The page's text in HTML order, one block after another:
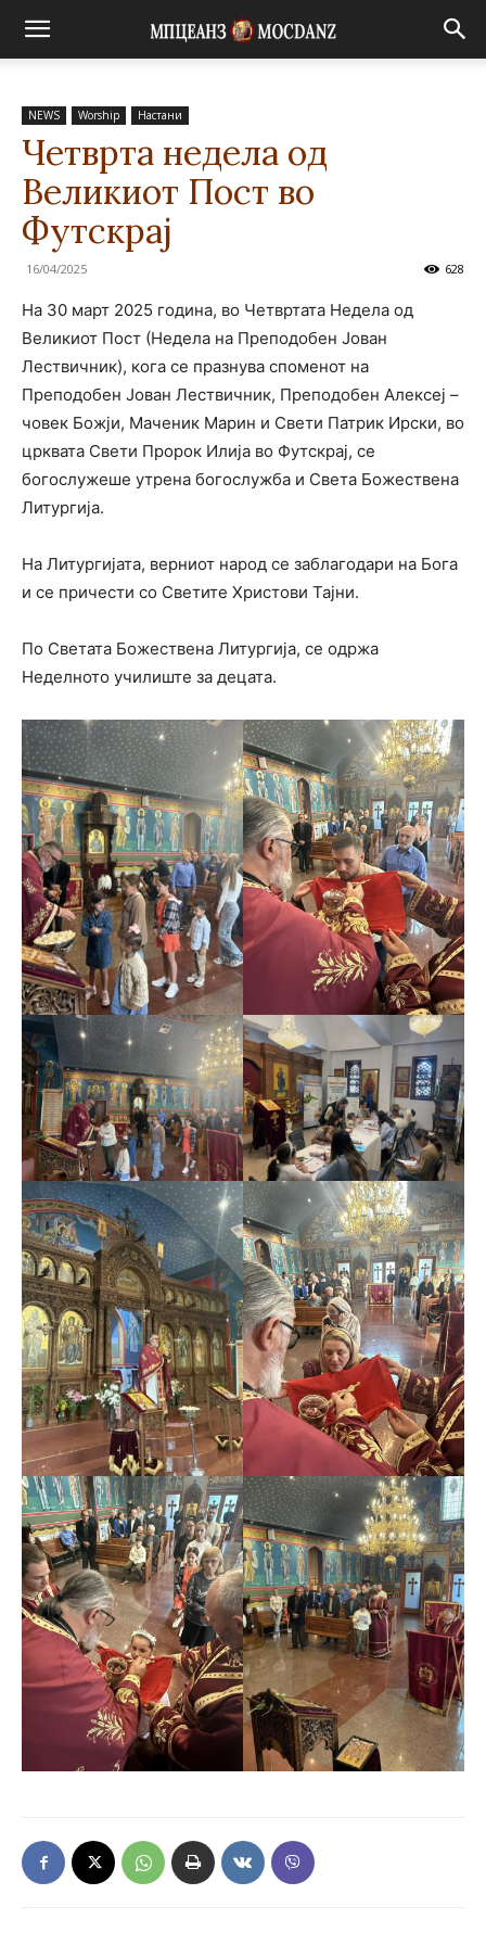
NEWS Worship Настани
Четврта недела од
Великиот Пост во
Футскрај
16/04/2025 628
На 30 март 2025 година, во Четвртата Недела од
Великиот Пост (Недела на Преподобен Јован
Лествичник), кога се празнува споменот на
Преподобен Јован Лествичник, Преподобен Алексеј –
човек Божји, Маченик Марин и Свети Патрик Ирски, во
црквата Свети Пророк Илија во Футскрај, се
богослужеше утрена богослужба и Света Божествена
Литургија.
На Литургијата, верниот народ се заблагодари на Бога
и се причести со Светите Христови Тајни.
По Светата Божествена Литургија, се одржа
Неделното училиште за децата.